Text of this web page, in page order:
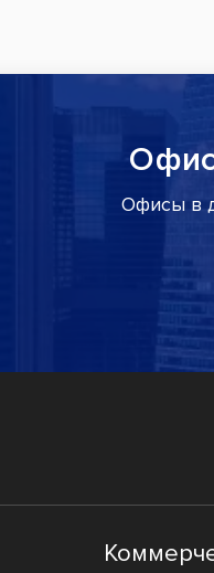
Офисы в